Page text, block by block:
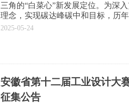
三角的“白菜心”新发展定位。为深
理念，实现碳达峰碳中和目标，历
列活动，形成了良好的社会影响力
2025-05-24
安徽省第十二届工业设计
征集公告